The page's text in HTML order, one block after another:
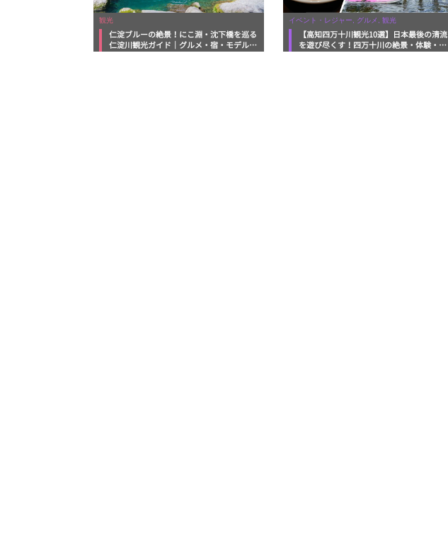
観光
仁淀ブルーの絶景！にこ淵・沈下橋を巡る
仁淀川観光ガイド｜グルメ・宿・モデルコ
イベント・レジャー, グルメ, 観光
【高知四万十川観光10選】日本最後の清流
を遊び尽くす！四万十川の絶景・体験・グ